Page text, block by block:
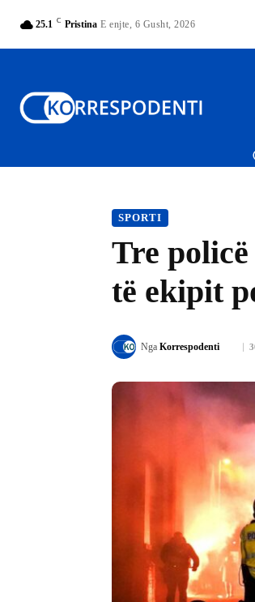
25.1 C Pristina E enjte, 6 Gusht, 2026
SPORTI
Tre
të ekipit
Nga Korrespodenti